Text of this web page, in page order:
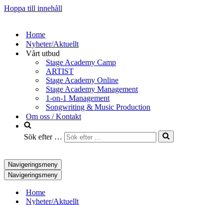
Hoppa till innehåll
Home
Nyheter/Aktuellt
Vårt utbud
Stage Academy Camp
ARTIST
Stage Academy Online
Stage Academy Management
1-on-1 Management
Songwriting & Music Production
Om oss / Kontakt
Sök efter …
Navigeringsmeny
Navigeringsmeny
Home
Nyheter/Aktuellt